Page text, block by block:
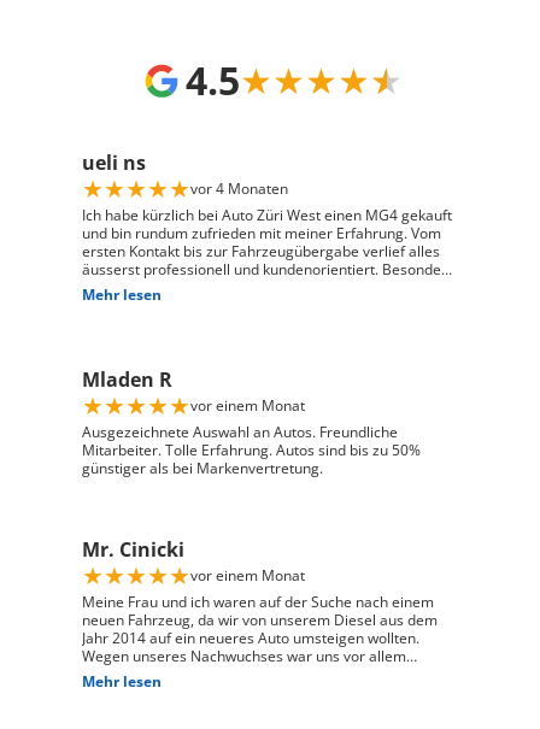
4.5★★★★★
ueli ns
★★★★★vor 4 Monaten
Ich habe kürzlich bei Auto Züri West einen MG4 gekauft
und bin rundum zufrieden mit meiner Erfahrung. Vom
ersten Kontakt bis zur Fahrzeugübergabe verlief alles
äusserst professionell und kundenorientiert. Besonders
hervorheben möchte ich die hervorragende Beratung
durch Herrn David Panic. Er hat sich viel Zeit
und engagierte Art hat den gesamten Kaufprozess sehr
angenehm gemacht. Die Abwicklung verlief reibungslos
und zuverlässig, und ich habe mein Fahrzeug genau so
erhalten, wie ich es mir vorgestellt habe. Ich kann Auto
Züri West uneingeschränkt weiterempfehlen und
bedanke mich herzlich für den ausgezeichneten Service
Mehr lesen
Mladen R
★★★★★vor einem Monat
Ausgezeichnete Auswahl an Autos. Freundliche
Mitarbeiter. Tolle Erfahrung. Autos sind bis zu 50%
günstiger als bei Markenvertretung.
Mr. Cinicki
★★★★★vor einem Monat
Meine Frau und ich waren auf der Suche nach einem
neuen Fahrzeug, da wir von unserem Diesel aus dem
Jahr 2014 auf ein neueres Auto umsteigen wollten.
Wegen unseres Nachwuchses war uns vor allem
wichtig, dass genügend Platz für einen Kindersitz
vorhanden ist und das Fahrzeug gut zu unserem Alltag
Mehr lesen